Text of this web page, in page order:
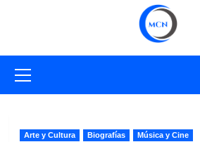
primario
Arte y Cultura Biografías Música y Cine